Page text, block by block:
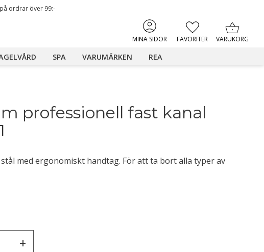
ordrar över 99:-
MINA SIDOR
FAVORITER
KUNDVAGN
SPA VARUMÄRKEN REA
professionell fast kanal
med ergonomiskt handtag. För att ta bort alla typer av
+